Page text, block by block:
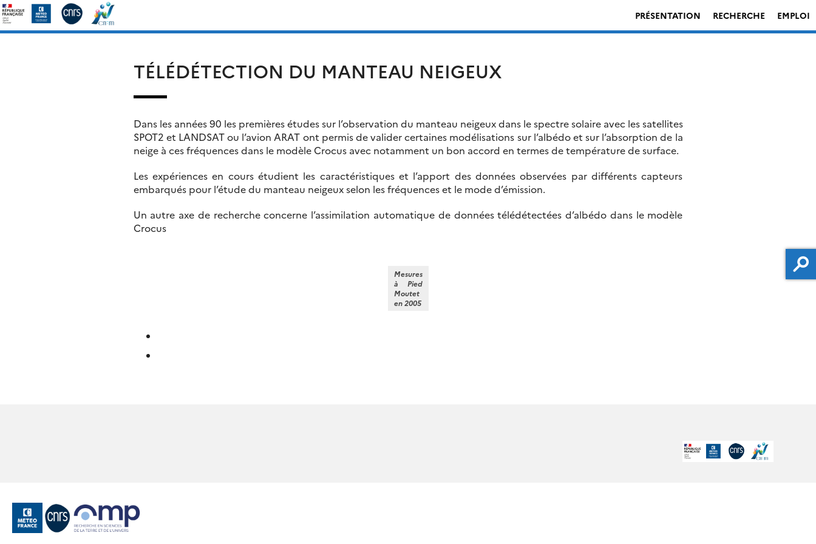
Skip
to
content
PRÉSENTATION RECHERCHE EMPLOI
TÉLÉDÉTECTION DU MANTEAU NEIGEUX
Dans les années 90 les premières études sur l’observation du manteau neigeux dans le spectre solaire avec les satellites
SPOT2 et LANDSAT ou l’avion ARAT ont permis de valider certaines modélisations sur l’albédo et sur l’absorption de la
neige à ces fréquences dans le modèle Crocus avec notamment un bon accord en termes de température de surface.
Les expériences en cours étudient les caractéristiques et l’apport des données observées par différents capteurs
embarqués pour l’étude du manteau neigeux selon les fréquences et le mode d’émission.
Un autre axe de recherche concerne l’assimilation automatique de données télédétectées d’albédo dans le modèle
Crocus
Mesures
à Pied
Moutet
en 2005